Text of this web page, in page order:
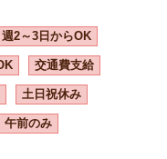
週2～3日からOK
交通費支給
土日祝休み
午前のみ